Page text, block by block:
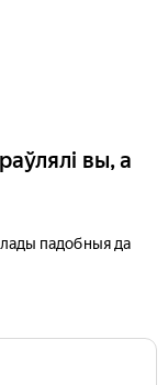
вы, а
падобныя да